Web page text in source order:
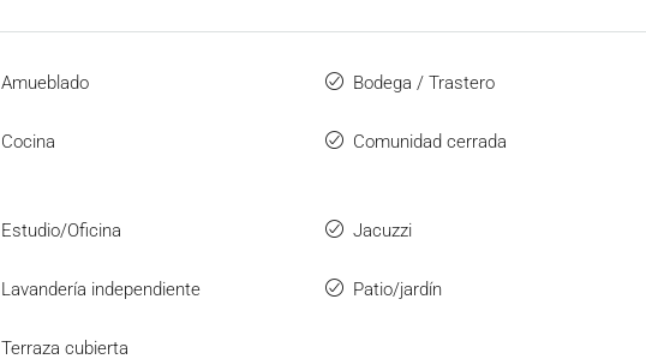
Amueblado Bodega / Trastero
Cocina Comunidad cerrada
Estudio/Oficina Jacuzzi
Lavandería independiente Patio/jardín
Terraza cubierta